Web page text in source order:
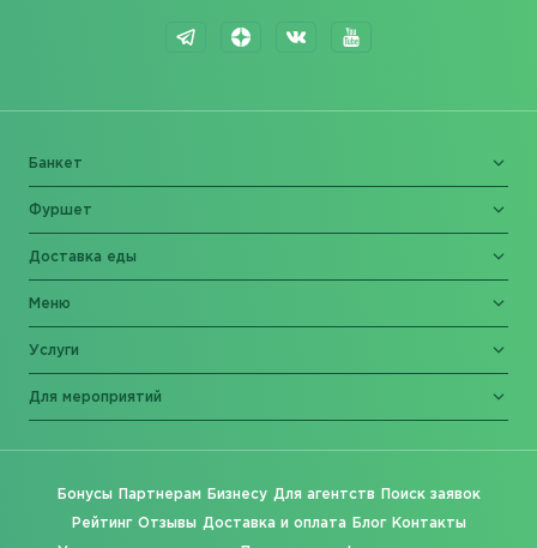
Банкет
Фуршет
Доставка еды
Меню
Услуги
Для мероприятий
Бонусы Партнерам Бизнесу Для агентств Поиск заявок
Рейтинг Отзывы Доставка и оплата Блог Контакты